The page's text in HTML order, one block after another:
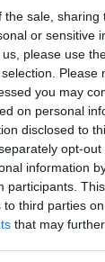
the sale, sharing
or sensitive
please use
Please
you may
on personal
disclosed to
opt-
information
participants.
to third parties
that may
statystyki i
danych
nie widzisz
vs Pogórze
jeśli są
dostępny jest
ligi i